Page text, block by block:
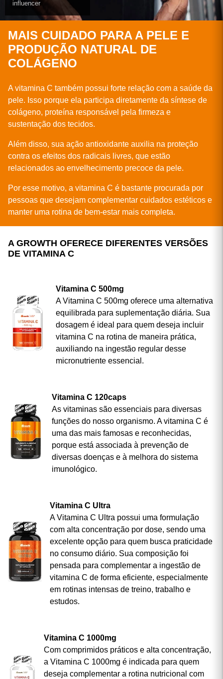
influencer
MAIS CUIDADO PARA A PELE E
PRODUÇÃO NATURAL DE
COLÁGENO
A vitamina C também possui forte relação com a saúde da
pele. Isso porque ela participa diretamente da síntese de
colágeno, proteína responsável pela firmeza e
sustentação dos tecidos.
Além disso, sua ação antioxidante auxilia na proteção
contra os efeitos dos radicais livres, que estão
relacionados ao envelhecimento precoce da pele.
Por esse motivo, a vitamina C é bastante procurada por
pessoas que desejam complementar cuidados estéticos e
manter uma rotina de bem-estar mais completa.
A GROWTH OFERECE DIFERENTES VERSÕES
DE VITAMINA C
Vitamina C 500mg
A Vitamina C 500mg oferece uma alternativa
equilibrada para suplementação diária. Sua
dosagem é ideal para quem deseja incluir
vitamina C na rotina de maneira prática,
auxiliando na ingestão regular desse
micronutriente essencial.
Vitamina C 120caps
As vitaminas são essenciais para diversas
funções do nosso organismo. A vitamina C é
uma das mais famosas e reconhecidas,
porque está associada à prevenção de
diversas doenças e à melhora do sistema
imunológico.
Vitamina C Ultra
A Vitamina C Ultra possui uma formulação
com alta concentração por dose, sendo uma
excelente opção para quem busca praticidade
no consumo diário. Sua composição foi
pensada para complementar a ingestão de
vitamina C de forma eficiente, especialmente
em rotinas intensas de treino, trabalho e
estudos.
Vitamina C 1000mg
Com comprimidos práticos e alta concentração,
a Vitamina C 1000mg é indicada para quem
deseja complementar a rotina nutricional com